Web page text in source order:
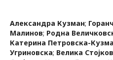
Александра Кузман;
Малинов; Родна
Катерина Петровска-
Угриновска; Велика